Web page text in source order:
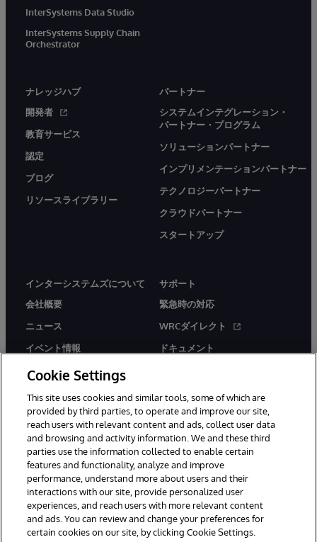
InterSystems Data Studio
InterSystems Supply Chain
Orchestrator
ナレッジハブ
開発者
教育サービス
認定
ブログ
リソースライブラリー
パートナー
システムインテグレーション・
パートナー・プログラム
ソリューションパートナー
インプリメンテーションパートナー
テクノロジーパートナー
クラウドパートナー
スタートアップ
インターシステムズについて
会社概要
ニュース
イベント情報
採用情報
サポート
緊急時の対応
WRCダイレクト
ドキュメント
© 1996-2026Y InterSystems Corporation, Boston, MA. All Rights
Reserved.
お知らせ／ご利用規約
プライバシーステートメント
保証について
アクセシビリティ
Cookie Settings
This site uses cookies and similar tools, some of which are
provided by third parties, to operate and improve our site,
reach users with relevant content and ads, collect user data
and browsing and activity information. We and these third
parties use the information collected to enable certain
features and functionality, analyze and improve
performance, understand more about users and their
interactions with our site, provide personalized user
experiences, and reach users with more relevant content
and ads. You can review and change your preferences for
certain cookies on our site, by clicking Cookie Settings.